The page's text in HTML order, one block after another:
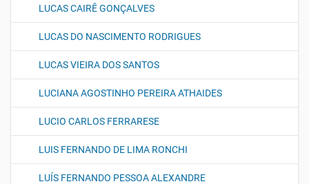
LUCAS CAIRÊ GONÇALVES
LUCAS DO NASCIMENTO RODRIGUES
LUCAS VIEIRA DOS SANTOS
LUCIANA AGOSTINHO PEREIRA ATHAIDES
LUCIO CARLOS FERRARESE
LUIS FERNANDO DE LIMA RONCHI
LUÍS FERNANDO PESSOA ALEXANDRE